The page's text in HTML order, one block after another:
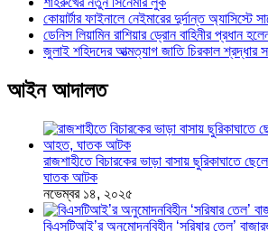
কোয়ার্টার ফাইনালে নেইমারের দুর্দান্ত অ্যাসিস্টে
ডেনিস লিয়ামিন রাশিয়ার ড্রোন বাহিনীর প্রধান
জুলাই শহিদদের আত্মত্যাগ জাতি চিরকাল শ্রদ্ধার
আইন আদালত
রাজশাহীতে বিচারকের ভাড়া বাসায় ছুরিকাঘাতে
ঘাতক আটক
নভেম্বর ১৪, ২০২৫
বিএসটিআই’র অনুমোদনবিহীন ‘সরিষার তেল’